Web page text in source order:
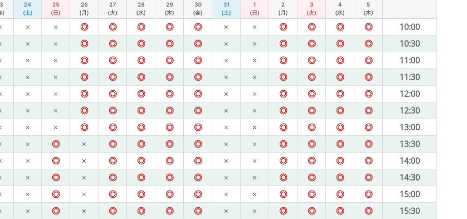
)
24
(土)
25
(日)
26
(月)
27
(火)
28
(水)
29
(木)
30
(金)
31
(土)
1
(日)
2
(月)
3
(火)
4
(水)
5
(木)
× × ◎ ◎ ◎ ◎ ◎ × × ◎ ◎ ◎ ◎
10:00
× × ◎ ◎ ◎ ◎ ◎ × × ◎ ◎ ◎ ◎
10:30
× × ◎ ◎ ◎ ◎ ◎ × × ◎ ◎ ◎ ◎
11:00
× × ◎ ◎ ◎ ◎ ◎ × × ◎ ◎ ◎ ◎
11:30
× × ◎ ◎ ◎ ◎ ◎ × × ◎ ◎ ◎ ◎
12:00
× × ◎ ◎ ◎ ◎ ◎ × × ◎ ◎ ◎ ◎
12:30
× × ◎ ◎ ◎ ◎ ◎ × × ◎ ◎ ◎ ◎
13:00
× ◎ × ◎ ◎ ◎ ◎ × × ◎ ◎ ◎ ◎
13:30
× ◎ × ◎ ◎ ◎ ◎ × × ◎ ◎ ◎ ◎
14:00
× ◎ × ◎ ◎ ◎ ◎ × × ◎ ◎ ◎ ◎
14:30
× ◎ × ◎ ◎ ◎ ◎ × × ◎ ◎ ◎ ◎
15:00
× ◎ × ◎ ◎ ◎ ◎ × × ◎ ◎ ◎ ◎
15:30